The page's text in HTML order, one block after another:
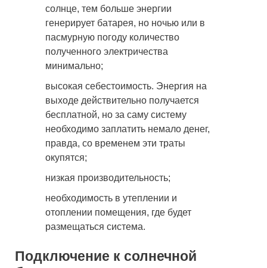
солнце, тем больше энергии
генерирует батарея, но ночью или в
пасмурную погоду количество
полученного электричества
минимально;
высокая себестоимость. Энергия на
выходе действительно получается
бесплатной, но за саму систему
необходимо заплатить немало денег,
правда, со временем эти траты
окупятся;
низкая производительность;
необходимость в утеплении и
отоплении помещения, где будет
размещаться система.
Подключение к солнечной